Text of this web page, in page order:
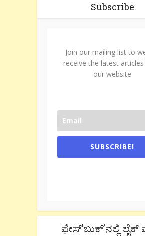
Subscribe
Join our mailing list to
receive the latest
our website
SUBSCRIBE!
ಫೇಸ್’ಬುಕ್’ನಲ್ಲಿ